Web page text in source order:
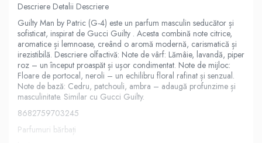
Descriere Detalii Descriere
Guilty Man by Patric (G-4) este un parfum masculin seducător și
sofisticat, inspirat de Gucci Guilty . Acesta combină note citrice,
aromatice și lemnoase, creând o aromă modernă, carismatică și
irezistibilă. Descriere olfactivă: Note de vârf: Lămâie, lavandă, piper
roz – un început proaspăt și ușor condimentat. Note de mijloc:
Floare de portocal, neroli – un echilibru floral rafinat și senzual.
Note de bază: Cedru, patchouli, ambra – adaugă profunzime și
masculinitate. Similar cu Gucci Guilty.
8682759703245
Parfumuri bărbați